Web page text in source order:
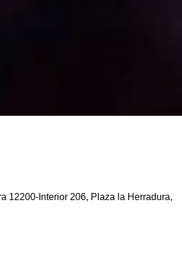
12200-Interior 206, Plaza la Herradura,